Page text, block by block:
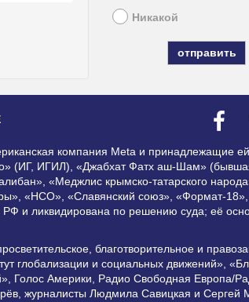
Никакой
компания Meta и принадлежащие
(ИГ, ИГИЛ), «Джабхат Фатх аш-Шам»
«Меджлис крымско-татарского
«НСО», «Славянский союз», «Формат-
и ликвидирована по решению суда; её
благотворительное и
глобализации и социальных движений»,
Голос Америки, Радио Свободная Европа/
журналисты Людмила Савицкая и Сергей